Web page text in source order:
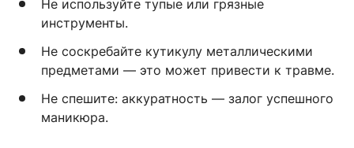
Не используйте тупые или грязные
инструменты.
Не соскребайте кутикулу металлическими
предметами — это может привести к травме.
Не спешите: аккуратность — залог успешного
маникюра.